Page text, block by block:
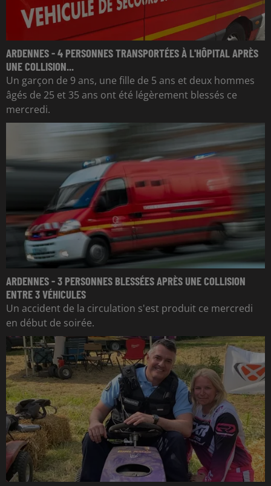
ARDENNES - 4 PERSONNES TRANSPORTÉES À L'HÔPITAL APRÈS
UNE COLLISION...
Un garçon de 9 ans, une fille de 5 ans et deux hommes
âgés de 25 et 35 ans ont été légèrement blessés ce
mercredi.
ARDENNES - 3 PERSONNES BLESSÉES APRÈS UNE COLLISION
ENTRE 3 VÉHICULES
Un accident de la circulation s'est produit ce mercredi
en début de soirée.